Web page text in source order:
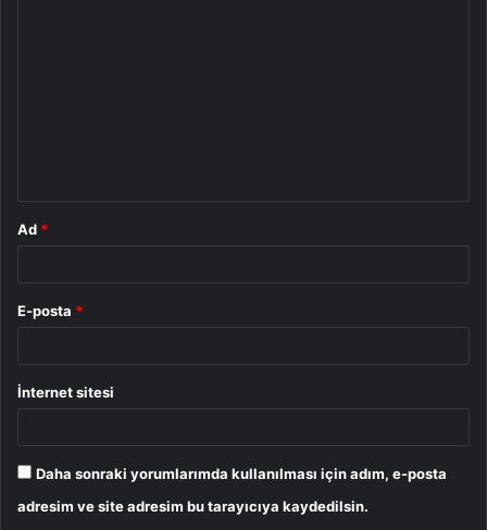
Ad *
E-posta *
İnternet sitesi
Daha sonraki yorumlarımda kullanılması için adım, e-posta
adresim ve site adresim bu tarayıcıya kaydedilsin.